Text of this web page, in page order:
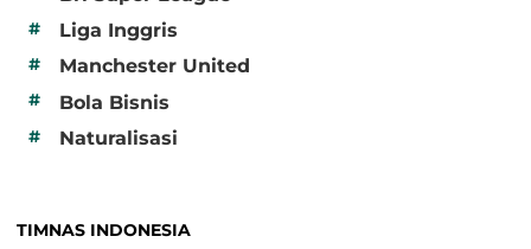
# Liga Inggris
# Manchester United
# Bola Bisnis
# Naturalisasi
TIMNAS INDONESIA